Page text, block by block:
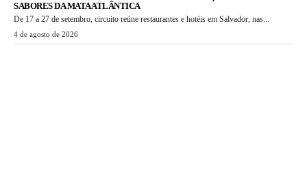
SABORES DA MATA ATLÂNTICA
De 17 a 27 de setembro, circuito reúne restaurantes e hotéis em Salvador, nas...
4 de agosto de 2026